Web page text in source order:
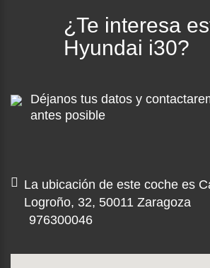
¿Te interesa
Hyundai i30?
Déjanos tus datos y
antes posible
La ubicación de este coche es
Logroño, 32, 50011 Zaragoza
976300046